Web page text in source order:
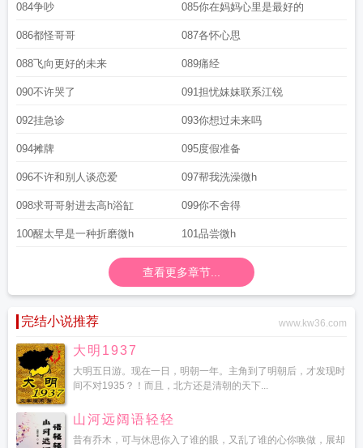
084争吵 085你在妈妈心里是最好的
086都怪哥哥 087各怀心思
088飞向更好的未来 089痛经
090不许哭了 091担忧妹妹联系江锐
092挂急诊 093你想过未来吗
094摊牌 095度假准备
096不许和别人谈恋爱 097帮我洗澡微h
098求哥哥射进去高h浴缸 099你不舍得
100醒太早是一种折磨微h 101品尝微h
查看更多章节...
完结小说推荐 www.kw36.com
大明1937
大明五日游。现在一日，明朝一年。主角到了明朝后，才发现时
间不对1935？！而且，北方还是清朝的天下...
山河远阔语轻轻
昔有乔木，可与休思你入了谁的眼，又乱了谁的心你唤做，展却